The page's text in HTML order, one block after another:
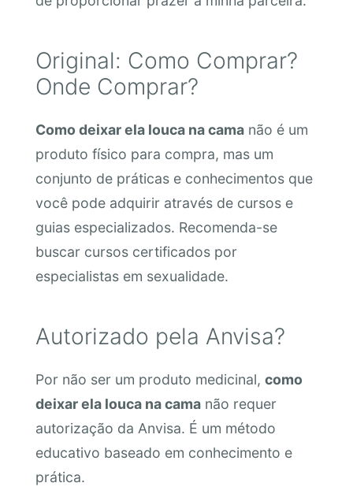
Original: Como Comprar?
Onde Comprar?
Como deixar ela louca na camanão é um
produto físico para compra, mas um
conjunto de práticas e conhecimentos que
você pode adquirir através de cursos e
guias especializados. Recomenda-se
buscar cursos certificados por
especialistas em sexualidade.
Autorizado pela Anvisa?
Por não ser um produto medicinal, como
deixar ela louca na camanão requer
autorização da Anvisa. É um método
educativo baseado em conhecimento e
prática.